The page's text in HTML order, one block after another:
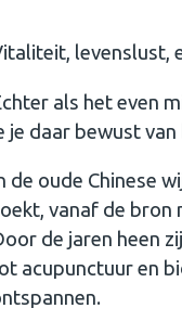
levenslust,
als het even
je daar bewust
de oude Chinese
vanaf de bron
de jaren heen
acupunctuur en